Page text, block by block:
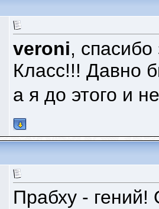
veroni,
Класс!!! Давно
а я до этого и
Прабху - гений!